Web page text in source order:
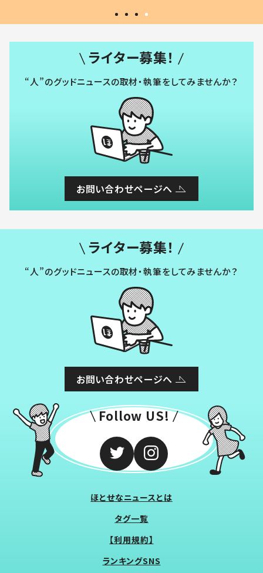
ライター募集！
“人”のグッドニュースの取材・執筆をしてみませんか？
お問い合わせページへ
ライター募集！
“人”のグッドニュースの取材・執筆をしてみませんか？
お問い合わせページへ
Follow US!
ほとせなニュースとは
タグ一覧
【利用規約】
ランキングSNS